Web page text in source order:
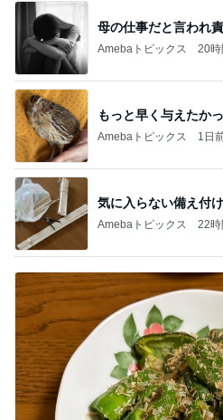
母の仕事だと言われ
Amebaトピックス 20
もっと早く与えたか
Amebaトピックス 1日
気に入らない備え付
Amebaトピックス 22